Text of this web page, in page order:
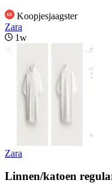
Koopjesjaagster
Zara
1w
Zara
Linnen/katoen